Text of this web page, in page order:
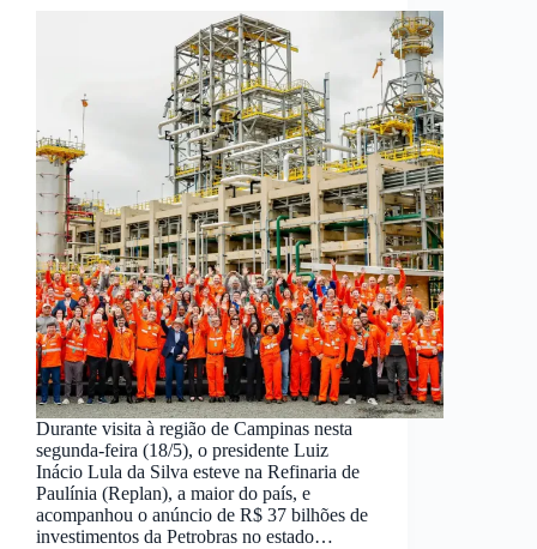
Durante visita à região de Campinas nesta
segunda-feira (18/5), o presidente Luiz
Inácio Lula da Silva esteve na Refinaria de
Paulínia (Replan), a maior do país, e
acompanhou o anúncio de R$ 37 bilhões de
investimentos da Petrobras no estado…